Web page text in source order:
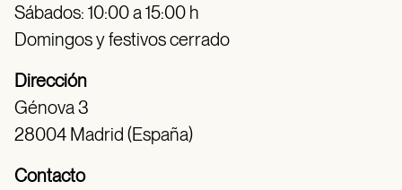
Sábados: 10:00 a 15:00 h
Domingos y festivos cerrado
Dirección
Génova 3
28004 Madrid (España)
Contacto